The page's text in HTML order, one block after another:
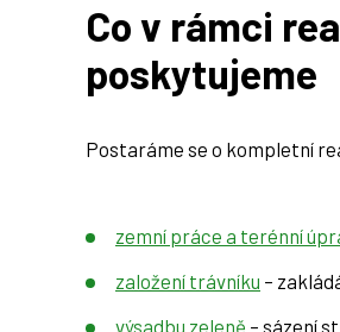
Co v rámci
poskytujeme
Postaráme se o kompletní
zemní práce a terénní
založení trávníku –
výsadbu zeleně – sázení